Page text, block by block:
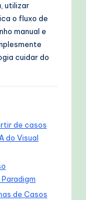
utilizar
o fluxo de
manual e
cuidar do
de casos
do Visual
de Casos